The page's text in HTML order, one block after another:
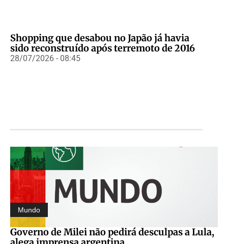
Shopping que desabou no Japão já havia
sido reconstruído após terremoto de 2016
28/07/2026 - 08:45
Mundo
Governo de Milei não pedirá desculpas a Lula,